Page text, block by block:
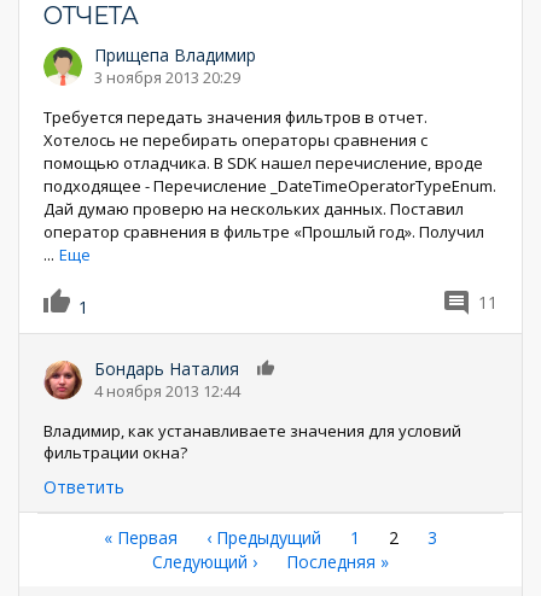
ОТЧЕТА
Прищепа Владимир
3 ноября 2013 20:29
Требуется передать значения фильтров в отчет.
Хотелось не перебирать операторы сравнения с
помощью отладчика. В SDK нашел перечисление, вроде
подходящее - Перечисление _DateTimeOperatorTypeEnum.
Дай думаю проверю на нескольких данных. Поставил
оператор сравнения в фильтре «Прошлый год». Получил
... Еще
1 11
Бондарь Наталия
4 ноября 2013 12:44
Владимир, как устанавливаете значения для условий
фильтрации окна?
Ответить
Нумерация
страниц
Первая
страница
« Первая ←
‹ Предыдущий Страница
1
Текущая
2 Страница
3
Следующая
Следующий ›
Последняя
Последняя »